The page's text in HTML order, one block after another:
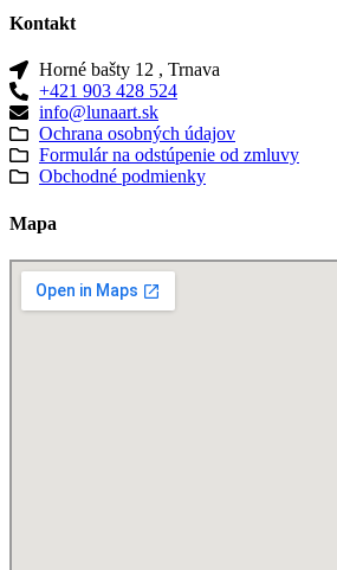
Kontakt
Horné bašty 12 , Trnava
+421 903 428 524
info@lunaart.sk
Ochrana osobných údajov
Formulár na odstúpenie od zmluvy
Obchodné podmienky
Mapa